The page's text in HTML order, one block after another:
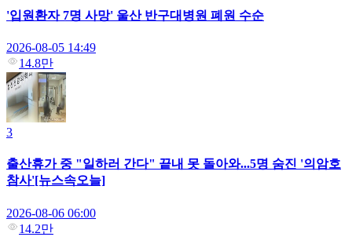
'입원환자 7명 사망' 울산 반구대병원 폐원 수순
2026-08-05 14:49
14.8만
3
출산휴가 중 "일하러 간다" 끝내 못 돌아와...5명 숨진 '의암호
참사'[뉴스속오늘]
2026-08-06 06:00
14.2만